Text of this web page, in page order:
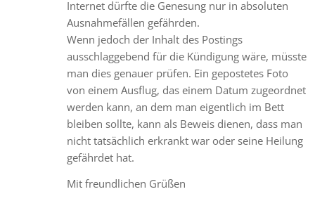
Internet dürfte die Genesung nur in absoluten
Ausnahmefällen gefährden.
Wenn jedoch der Inhalt des Postings
ausschlaggebend für die Kündigung wäre, müsste
man dies genauer prüfen. Ein gepostetes Foto
von einem Ausflug, das einem Datum zugeordnet
werden kann, an dem man eigentlich im Bett
bleiben sollte, kann als Beweis dienen, dass man
nicht tatsächlich erkrankt war oder seine Heilung
gefährdet hat.
Mit freundlichen Grüßen